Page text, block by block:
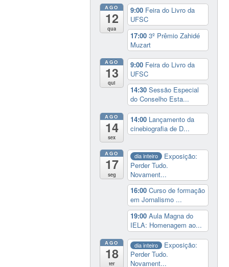
AGO
12
qua
9:00 Feira do Livro da
UFSC
17:003º Prêmio Zahidé
Muzart
AGO
13
qui
9:00 Feira do Livro da
UFSC
14:30Sessão Especial
do Conselho Esta...
AGO
14
sex
14:00 Lançamento da
cinebiografia de D...
AGO
17
seg
dia inteiro
Exposição:
Perder Tudo.
Novament...
16:00Curso de formação
em Jornalismo ...
19:00Aula Magna do
IELA: Homenagem ao...
AGO
18
ter
dia inteiro
Exposição:
Perder Tudo.
Novament...